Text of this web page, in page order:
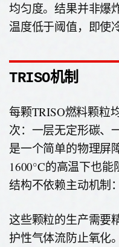
均匀度。结果并非爆
温度低于阈值，即使
TRISO机制
每颗TRISO燃料颗粒
次：一层无定形碳、
是一个简单的物理屏
1600°C的高温下也
结构不依赖主动机制
这些颗粒的生产需要
护性气体流防止氧化